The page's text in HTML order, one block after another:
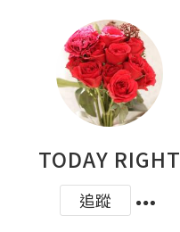
TODAY RIGHT
追蹤